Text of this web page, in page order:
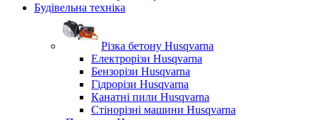
Будівельна техніка
Різка бетону Husqvarna
Електрорізи Husqvarna
Бензорізи Husqvarna
Гідрорізи Husqvarna
Канатні пили Husqvarna
Стінорізні машини Husqvarna